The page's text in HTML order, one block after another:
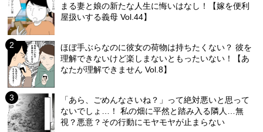
まる妻と娘の新たな人生に悔いはなし！【嫁を便利
屋扱いする義母 Vol.44】
ほぼ手ぶらなのに彼女の荷物は持ちたくない？ 彼を
理解できないけど楽しまないともったいない！【あ
なたが理解できません Vol.8】
「あら、ごめんなさいね？」って絶対悪いと思って
ないでしょ…！ 私の畑に平然と踏み入る隣人…無
視？悪意？その行動にモヤモヤが止まらない